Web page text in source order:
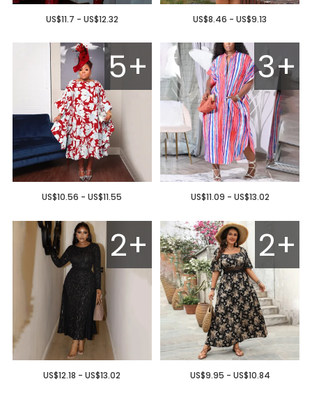
US$8.46 - US$9.13
US$11.7 - US$12.32
3+
US$11.09 - US$13.02
5+
US$10.56 - US$11.55
2+
US$9.95 - US$10.84
2+
US$12.18 - US$13.02